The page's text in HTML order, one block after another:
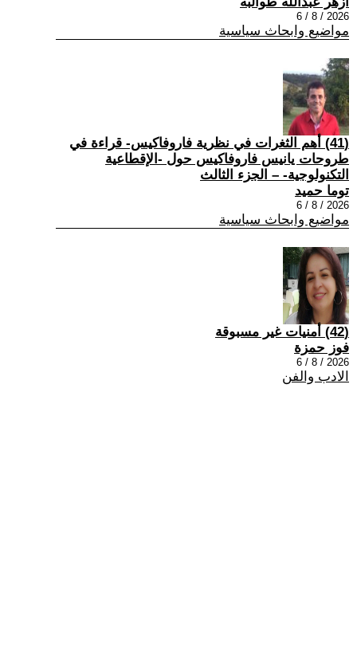
2026 / 8 / 6
مواضيع وابحاث سياسية
(41) أهم الثغرات في نظرية فاروفاكيس- قراءة في
طروحات يانيس فاروفاكيس حول -الإقطاعية
التكنولوجية- – الجزء الثالث
توما حميد
2026 / 8 / 6
مواضيع وابحاث سياسية
(42) أمنيات غير مسبوقة
فوز حمزة
2026 / 8 / 6
الادب والفن